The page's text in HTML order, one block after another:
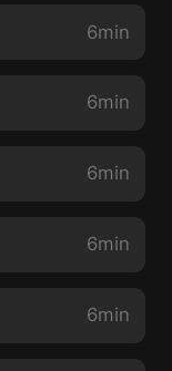
6min
6min
6min
6min
6min